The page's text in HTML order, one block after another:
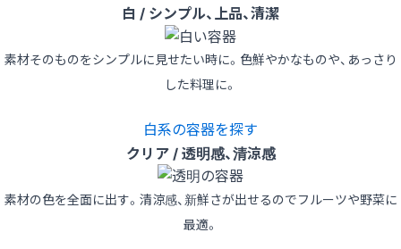
白 / シンプル、上品、清潔
素材そのものをシンプルに見せたい時に。色鮮やかなものや、あっさり
した料理に。
白系の容器を探す
クリア / 透明感、清涼感
素材の色を全面に出す。清涼感、新鮮さが出せるのでフルーツや野菜に
最適。